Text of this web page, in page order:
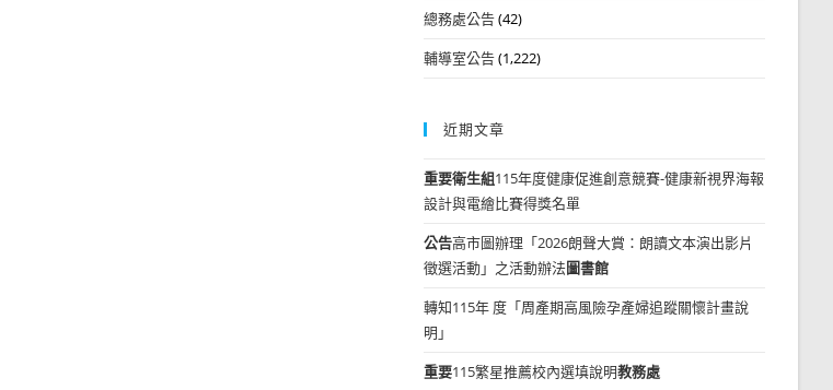
總務處公告(42)
輔導室公告(1,222)
近期文章
重要衛生組115年度健康促進創意競賽-健康新視界海報
設計與電繪比賽得獎名單
公告高市圖辦理「2026朗聲大賞：朗讀文本演出影片
徵選活動」之活動辦法圖書館
轉知115年 度「周產期高風險孕產婦追蹤關懷計畫說
明」
重要115繁星推薦校內選填說明教務處